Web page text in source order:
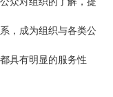
，成为组织与各类公
具有明显的服务性